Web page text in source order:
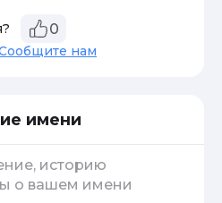
0
нам
имени
историю
о вашем имени